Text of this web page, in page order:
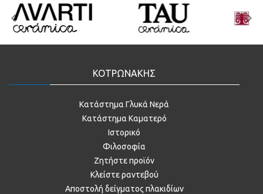
ΚΟΤΡΩΝΑΚΗΣ
Κατάστημα Γλυκά Νερά
Κατάστημα Καματερό
Ιστορικό
Φιλοσοφία
Ζητήστε προϊόν
Κλείστε ραντεβού
Αποστολή δείγματος πλακιδίων